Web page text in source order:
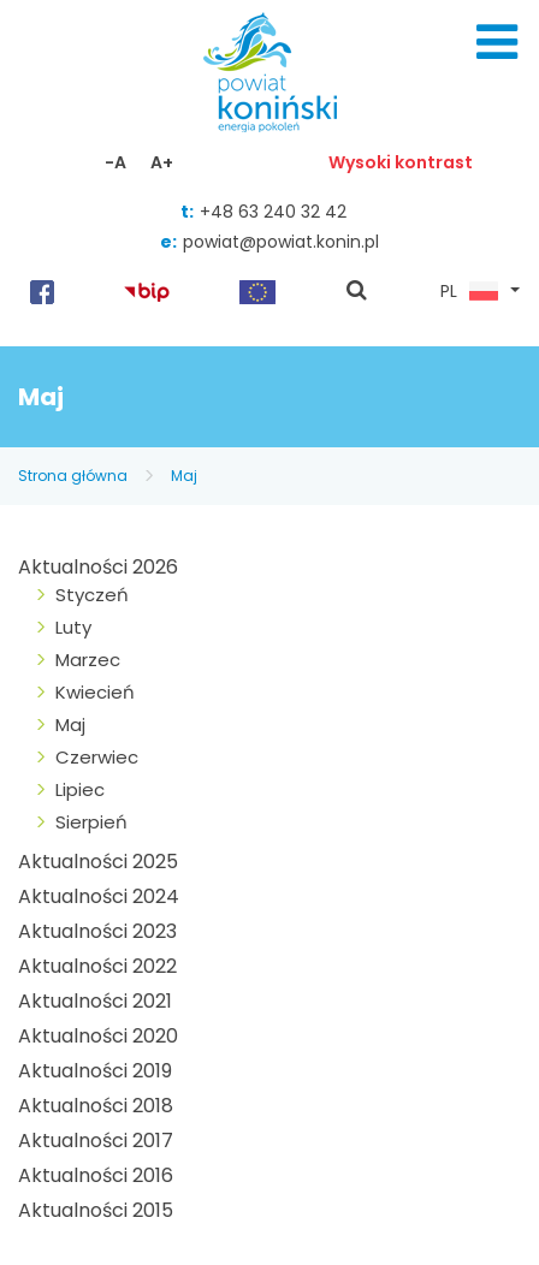
-A A+ Wysoki kontrast
t: +48 63 240 32 42
e: powiat@powiat.konin.pl
pokaż
PL
Maj
Strona główna Maj
Aktualności 2026
Styczeń
Luty
Marzec
Kwiecień
Maj
Czerwiec
Lipiec
Sierpień
Aktualności 2025
Aktualności 2024
Aktualności 2023
Aktualności 2022
Aktualności 2021
Aktualności 2020
Aktualności 2019
Aktualności 2018
Aktualności 2017
Aktualności 2016
Aktualności 2015